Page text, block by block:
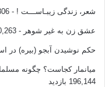
شعر، زندگی زیبـاســـت ! - 485,306 بازدید
عشق زن به غیر شوهر - 280,263 بازدید
حکم نوشیدن آبجو (بیره) در
میانمار کجاست؟ چگونه
196,144 بازدید